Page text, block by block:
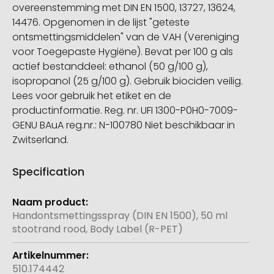
overeenstemming met DIN EN 1500, 13727, 13624,
14476. Opgenomen in de lijst "geteste
ontsmettingsmiddelen" van de VAH (Vereniging
voor Toegepaste Hygiëne). Bevat per 100 g als
actief bestanddeel: ethanol (50 g/100 g),
isopropanol (25 g/100 g). Gebruik biociden veilig.
Lees voor gebruik het etiket en de
productinformatie. Reg. nr. UFI 1300-P0H0-7009-
GENU BAuA reg.nr.: N-100780 Niet beschikbaar in
Zwitserland.
Specification
Meer
informatie
Handontsmettingsspray (DIN EN 1500), 50 ml
stootrand rood, Body Label (R-PET)
510.174442